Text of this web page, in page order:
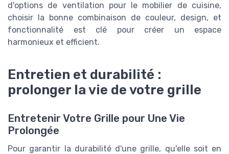
d'options de ventilation pour le mobilier de cuisine,
choisir la bonne combinaison de couleur, design, et
fonctionnalité est clé pour créer un espace
harmonieux et efficient.
Entretien et durabilité :
prolonger la vie de votre grille
Entretenir Votre Grille pour Une Vie
Prolongée
Pour garantir la durabilité d'une grille, qu'elle soit en